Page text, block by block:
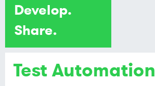
Test Automation
Develop.
Share.